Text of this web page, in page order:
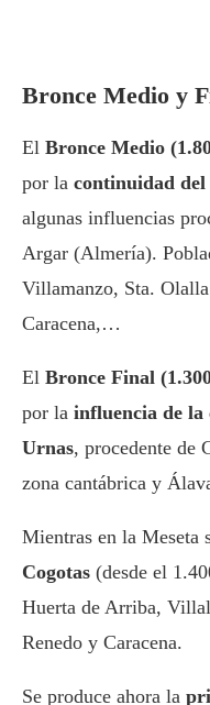
Bronce Medio y
El Bronce Medio
por la continuidad del
algunas influencias
Argar (Almería).
Villamanzo, Sta.
Caracena,…
El Bronce Final
por la influencia de la
Urnas, procedente de
zona cantábrica y
Mientras en la Meseta
Cogotas (desde el
Huerta de Arriba,
Renedo y Caracena.
Se produce ahora la